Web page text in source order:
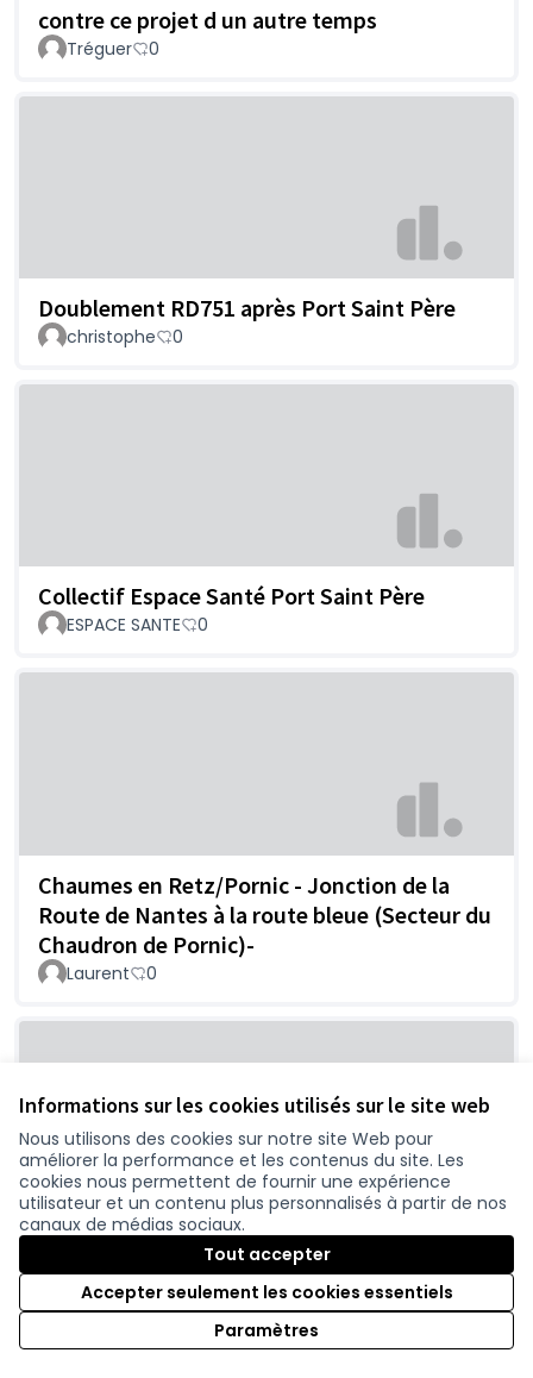
Informations sur les cookies utilisés sur le site web
Nous utilisons des cookies sur notre site Web pour
améliorer la performance et les contenus du site. Les
cookies nous permettent de fournir une expérience
utilisateur et un contenu plus personnalisés à partir de nos
canaux de médias sociaux.
Tout accepter
Accepter seulement les cookies essentiels
Paramètres
contre ce projet d un autre temps
Tréguer 0
Doublement RD751 après Port Saint Père
christophe 0
Collectif Espace Santé Port Saint Père
ESPACE SANTE 0
Chaumes en Retz/Pornic - Jonction de la
Route de Nantes à la route bleue (Secteur du
Chaudron de Pornic)-
Laurent 0
Pseudo sécurité ou lubie pour gagner
Nicolas 0